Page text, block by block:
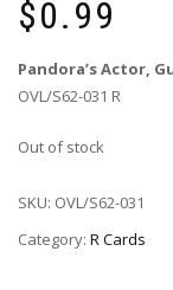
$0.99
Pandora’s Actor,
OVL/S62-031 R
Out of stock
SKU: OVL/S62-031
Category: R Cards